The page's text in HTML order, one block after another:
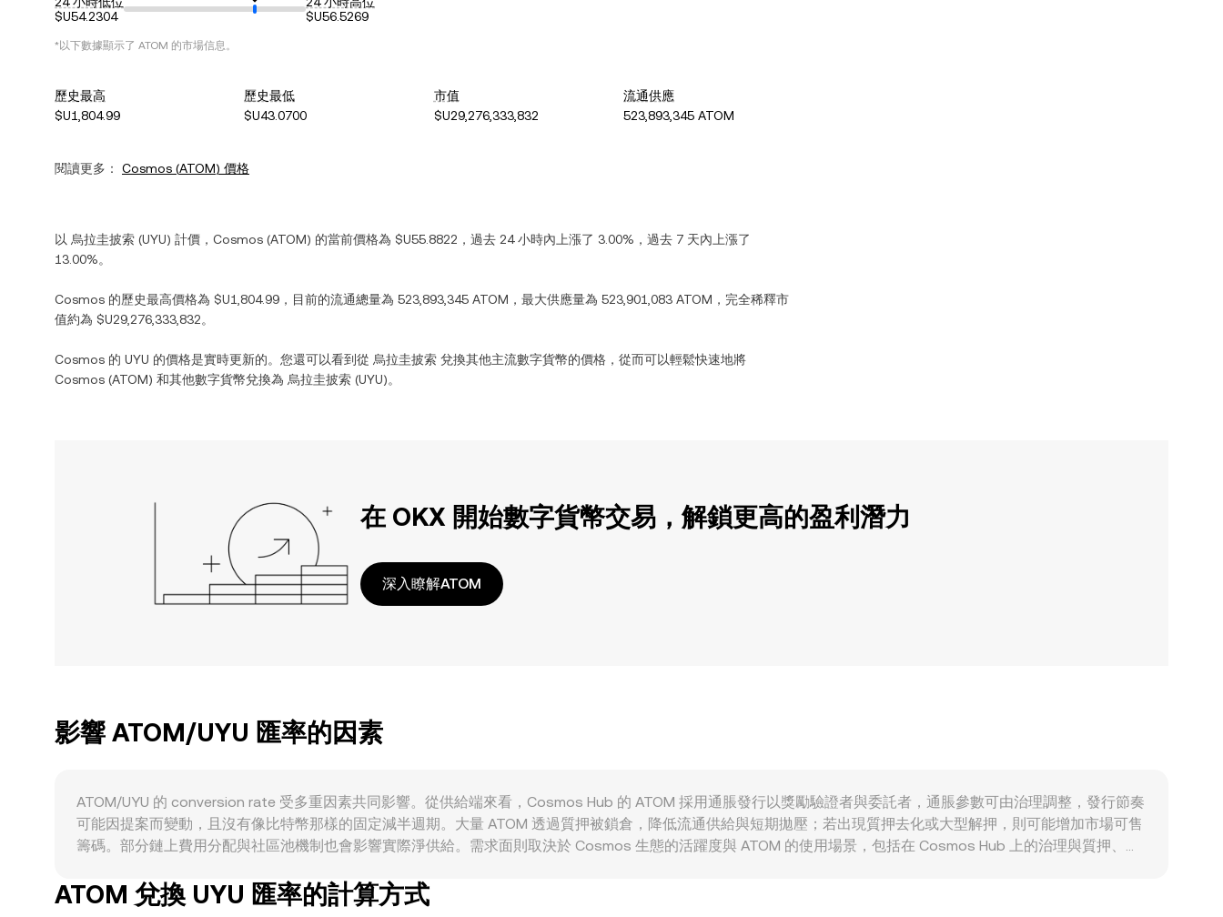
$U54.2304
$U56.5269
*以下數據顯示了 ATOM 的市場信息。
歷史最高
$U1,804.99
歷史最低
$U43.0700
市值
$U29,276,333,832
流通供應
523,893,345 ATOM
閱讀更多： Cosmos (ATOM) 價格
以 烏拉圭披索 (UYU) 計價， Cosmos (ATOM) 的當前價格為 $U55.8822 ，過去 24 小時內 上漲了 3.00% ，過去 7 天內 上漲了
13.00%。
Cosmos 的歷史最高價格為 $U1,804.99 ，目前的流通總量為 523,893,345 ATOM ，最大供應量為 523,901,083 ATOM ，完全稀釋市
值約為 $U29,276,333,832。
Cosmos 的 UYU 的價格是實時更新的。您還可以看到從 烏拉圭披索 兌換其他主流數字貨幣的價格，從而可以輕鬆快速地將
Cosmos (ATOM) 和其他數字貨幣兌換為 烏拉圭披索 (UYU)。
在 OKX 開始數字貨幣交易，解鎖更高的盈利潛力
深入瞭解ATOM
影響 ATOM/UYU 匯率的因素
ATOM/UYU 的 conversion rate 受多重因素共同影響。從供給端來看，Cosmos Hub 的 ATOM 採用通脹發行以獎勵驗證者與委託者，通脹參數可由治理調整，發行節奏
可能因提案而變動，且沒有像比特幣那樣的固定減半週期。大量 ATOM 透過質押被鎖倉，降低流通供給與短期拋壓；若出現質押去化或大型解押，則可能增加市場可售
籌碼。部分鏈上費用分配與社區池機制也會影響實際淨供給。需求面則取決於 Cosmos 生態的活躍度與 ATOM 的使用場景，包括在 Cosmos Hub 上的治理與質押、跨
質押收益與潛在空投的關注升溫，需求通常會增強。宏觀面上，ATOM 常與比特幣走勢有較高相關性，廣泛的加密市場風險偏好變化會主導短期方向。同時，UYU 的強
弱也會改變以披索計價的觀察值：當烏拉圭披索走強、美元流動性吃緊或風險偏好降溫時，ATOM 以 UYU 計價的 conversion rate 可能承受壓力；反之風險偏好與全球
ATOM 兌換 UYU 匯率的計算方式